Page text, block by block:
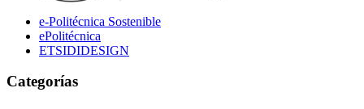
e-Politécnica Sostenible
ePolitécnica
ETSIDIDESIGN
Categorías